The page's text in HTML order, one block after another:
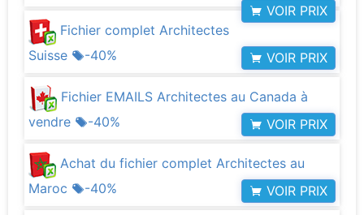
VOIR PRIX
Fichier complet Architectes
Suisse
-40% VOIR PRIX
Fichier EMAILS Architectes au Canada à
vendre
-40% VOIR PRIX
Achat du fichier complet Architectes au
Maroc
-40% VOIR PRIX